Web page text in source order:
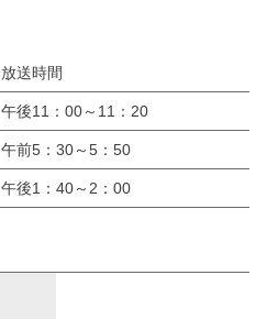
放送時間
午後11：00～11：20
午前5：30～5：50
午後1：40～2：00